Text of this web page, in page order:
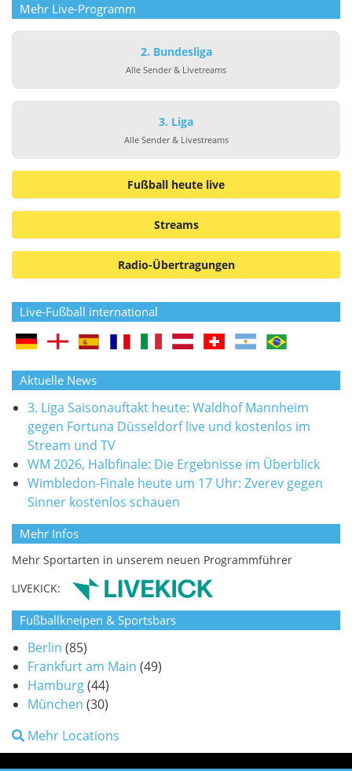
Mehr Live-Programm
2. Bundesliga
Alle Sender & Livetreams
3. Liga
Alle Sender & Livestreams
Fußball heute live
Streams
Radio-Übertragungen
Live-Fußball international
Aktuelle News
3. Liga Saisonauftakt heute: Waldhof Mannheim
gegen Fortuna Düsseldorf live und kostenlos im
Stream und TV
WM 2026, Halbfinale: Die Ergebnisse im Überblick
Wimbledon-Finale heute um 17 Uhr: Zverev gegen
Sinner kostenlos schauen
Mehr Infos
Mehr Sportarten in unserem neuen Programmführer
LIVEKICK:
Fußballkneipen & Sportsbars
Berlin (85)
Frankfurt am Main (49)
Hamburg(44)
München (30)
Mehr Locations